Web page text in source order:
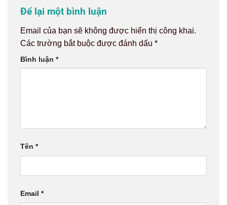
Để lại một bình luận
Email của bạn sẽ không được hiển thị công khai.
Các trường bắt buộc được đánh dấu *
Bình luận *
Tên *
Email *